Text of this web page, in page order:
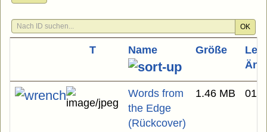
OK
T Name Größe
Words from
the Edge
(Rückcover)
1.46 MB